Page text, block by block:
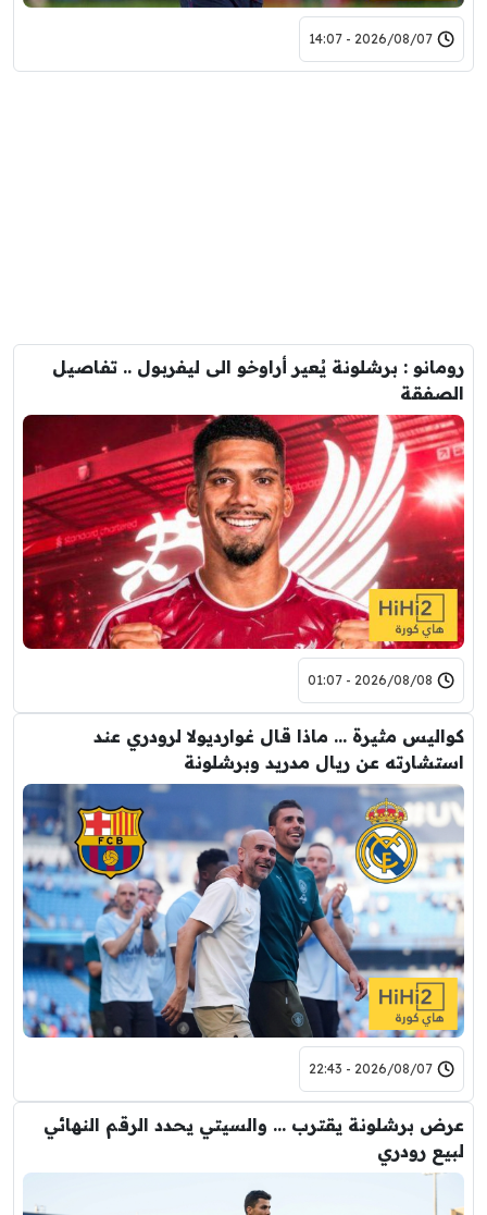
2026/08/07 - 14:07
رومانو : برشلونة يُعير أراوخو الى ليفربول .. تفاصيل
الصفقة
2026/08/08 - 01:07
كواليس مثيرة … ماذا قال غوارديولا لرودري عند
استشارته عن ريال مدريد وبرشلونة
2026/08/07 - 22:43
عرض برشلونة يقترب … والسيتي يحدد الرقم النهائي
لبيع رودري